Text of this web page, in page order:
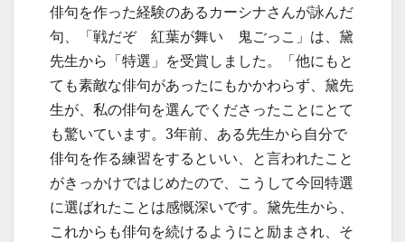
俳句を作った経験のあるカーシナさんが詠んだ
句、「戦だぞ 紅葉が舞い 鬼ごっこ」は、黛
先生から「特選」を受賞しました。「他にもと
ても素敵な俳句があったにもかかわらず、黛先
生が、私の俳句を選んでくださったことにとて
も驚いています。3年前、ある先生から自分で
俳句を作る練習をするといい、と言われたこと
がきっかけではじめたので、こうして今回特選
に選ばれたことは感慨深いです。黛先生から、
これからも俳句を続けるようにと励まされ、そ